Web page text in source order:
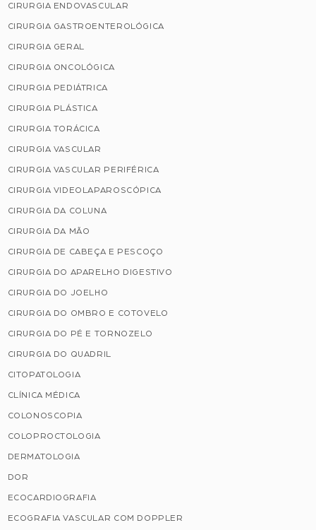
CIRURGIA ENDOVASCULAR
CIRURGIA GASTROENTEROLÓGICA
CIRURGIA GERAL
CIRURGIA ONCOLÓGICA
CIRURGIA PEDIÁTRICA
CIRURGIA PLÁSTICA
CIRURGIA TORÁCICA
CIRURGIA VASCULAR
CIRURGIA VASCULAR PERIFÉRICA
CIRURGIA VIDEOLAPAROSCÓPICA
CIRURGIA DA COLUNA
CIRURGIA DA MÃO
CIRURGIA DE CABEÇA E PESCOÇO
CIRURGIA DO APARELHO DIGESTIVO
CIRURGIA DO JOELHO
CIRURGIA DO OMBRO E COTOVELO
CIRURGIA DO PÉ E TORNOZELO
CIRURGIA DO QUADRIL
CITOPATOLOGIA
CLÍNICA MÉDICA
COLONOSCOPIA
COLOPROCTOLOGIA
DERMATOLOGIA
DOR
ECOCARDIOGRAFIA
ECOGRAFIA VASCULAR COM DOPPLER